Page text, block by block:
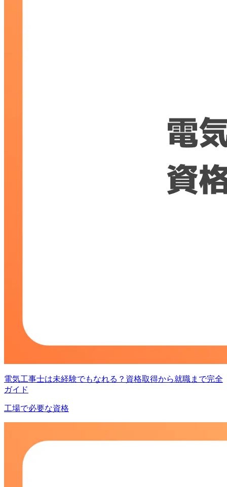
電気工事士は未経験でもなれる？資格取得から就職まで完全
ガイド
工場で必要な資格